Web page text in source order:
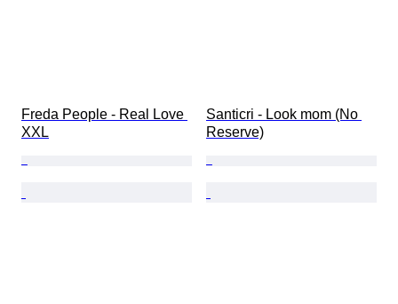
Freda People - Real Love
XXL
Santicri - Look mom (No
Reserve)